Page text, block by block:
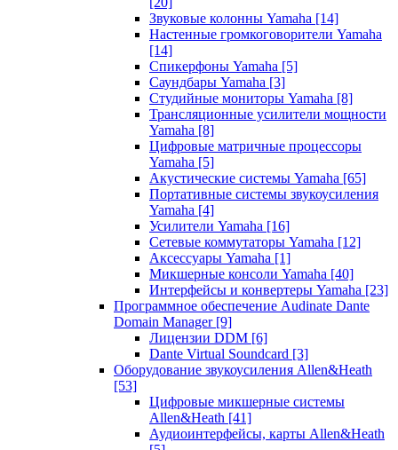
Звуковые колонны Yamaha [14]
Настенные громкоговорители Yamaha
[14]
Спикерфоны Yamaha [5]
Саундбары Yamaha [3]
Студийные мониторы Yamaha [8]
Трансляционные усилители мощности
Yamaha [8]
Цифровые матричные процессоры
Yamaha [5]
Акустические системы Yamaha [65]
Портативные системы звукоусиления
Yamaha [4]
Усилители Yamaha [16]
Сетевые коммутаторы Yamaha [12]
Аксессуары Yamaha [1]
Микшерные консоли Yamaha [40]
Интерфейсы и конвертеры Yamaha [23]
Программное обеспечение Audinate Dante
Domain Manager [9]
Лицензии DDM [6]
Dante Virtual Soundcard [3]
Оборудование звукоусиления Allen&Heath
[53]
Цифровые микшерные системы
Allen&Heath [41]
Аудиоинтерфейсы, карты Allen&Heath